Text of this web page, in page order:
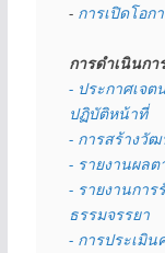
- การเปิดโอก
การดำเนินกา
- ประกาศเจ
ปฏิบัติหน้าที่
- การสร้างวัฒ
- รายงานผล
- รายงานกา
ธรรมจรรยา
- การประเมิน